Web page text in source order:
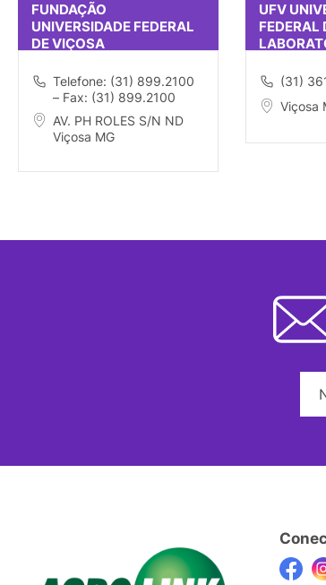
FUNDAÇÃO
UNIVERSIDADE FEDERAL
DE VIÇOSA
Telefone: (31) 899.2100
– Fax: (31) 899.2100
AV. PH ROLES S/N ND
Viçosa MG
UFV
FEDERAL
(31)
Viçosa